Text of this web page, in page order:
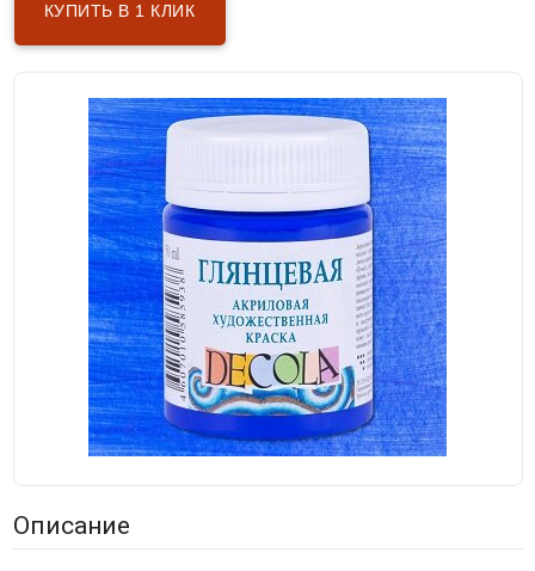
КУПИТЬ В 1 КЛИК
Описание